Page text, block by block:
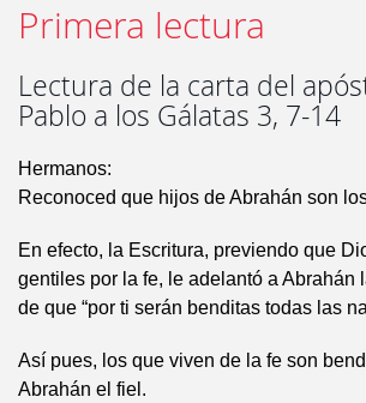
Primera lectura
Lectura de la carta del
Pablo a los Gálatas 3, 7-14
Hermanos:
Reconoced que hijos de Abrahán son
En efecto, la Escritura, previendo que
gentiles por la fe, le adelantó a Abrahán
de que “por ti serán benditas todas las
Así pues, los que viven de la fe son
Abrahán el fiel.